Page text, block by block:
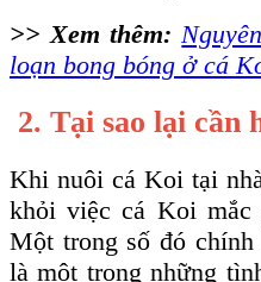
>> Xem thêm:
loạn bong bóng ở cá
2. Tại sao lại cần
Khi nuôi cá Koi tại
khỏi việc cá Koi mắc
Một trong số đó
là một trong những